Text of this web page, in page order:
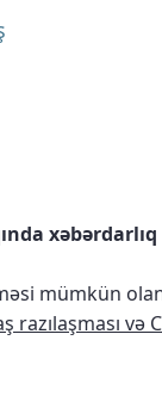
xəbərdarlıq
mümkün
razılaşması və